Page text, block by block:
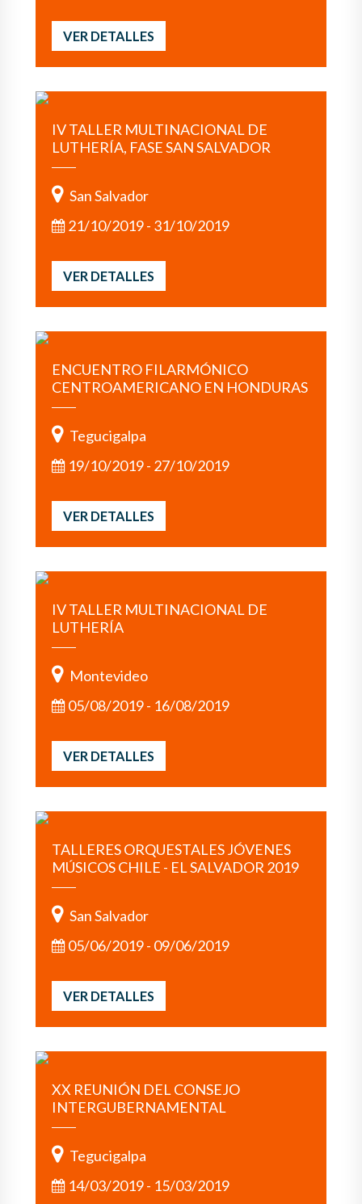
VER DETALLES
IV TALLER MULTINACIONAL DE
LUTHERÍA, FASE SAN SALVADOR
San Salvador
21/10/2019 - 31/10/2019
VER DETALLES
ENCUENTRO FILARMÓNICO
CENTROAMERICANO EN HONDURAS
Tegucigalpa
19/10/2019 - 27/10/2019
VER DETALLES
IV TALLER MULTINACIONAL DE
LUTHERÍA
Montevideo
05/08/2019 - 16/08/2019
VER DETALLES
TALLERES ORQUESTALES JÓVENES
MÚSICOS CHILE - EL SALVADOR 2019
San Salvador
05/06/2019 - 09/06/2019
VER DETALLES
XX REUNIÓN DEL CONSEJO
INTERGUBERNAMENTAL
Tegucigalpa
14/03/2019 - 15/03/2019